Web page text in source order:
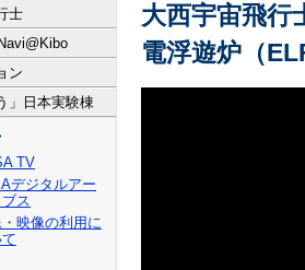
士
ン
」日本実験棟
TV
デジタルアー
ス
映像の利用に
大西宇宙飛
電浮遊炉（